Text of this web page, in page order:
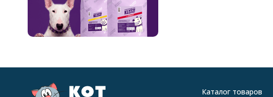
Каталог товаров